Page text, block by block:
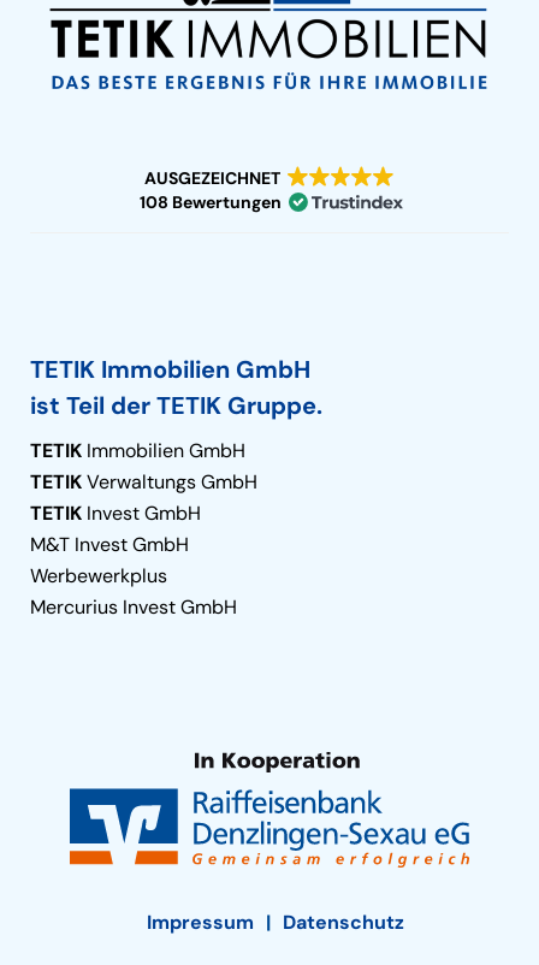
AUSGEZEICHNET
108 Bewertungen
TETIK Immobilien GmbH
ist Teil der TETIK Gruppe.
TETIK Immobilien GmbH
TETIKVerwaltungs GmbH
TETIK Invest GmbH
M&T Invest GmbH
Werbewerkplus
Mercurius Invest GmbH
Impressum Datenschutz